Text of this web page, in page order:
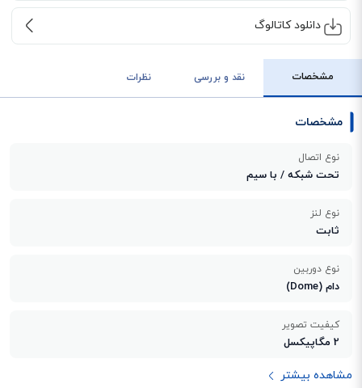
دانلود کاتالوگ
مشخصات نقد و بررسی نظرات
مشخصات
نوع اتصال
تحت شبکه / با سیم
نوع لنز
ثابت
نوع دوربین
دام (Dome)
کیفیت تصویر
مشاهده بیشتر